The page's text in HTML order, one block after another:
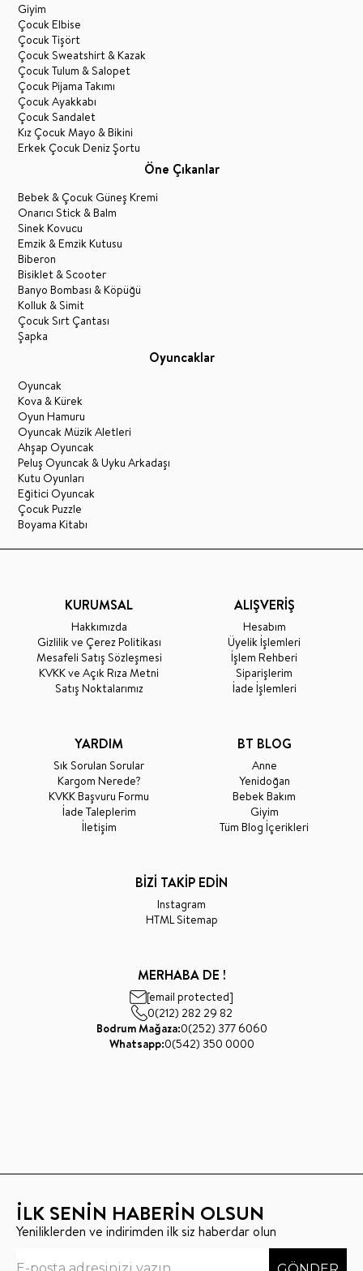
Giyim
Çocuk Elbise
Çocuk Tişört
Çocuk Sweatshirt & Kazak
Çocuk Tulum & Salopet
Çocuk Pijama Takımı
Çocuk Ayakkabı
Çocuk Sandalet
Kız Çocuk Mayo & Bikini
Erkek Çocuk Deniz Şortu
Öne Çıkanlar
Bebek & Çocuk Güneş Kremi
Onarıcı Stick & Balm
Sinek Kovucu
Emzik & Emzik Kutusu
Biberon
Bisiklet & Scooter
Banyo Bombası & Köpüğü
Kolluk & Simit
Çocuk Sırt Çantası
Şapka
Oyuncaklar
Oyuncak
Kova & Kürek
Oyun Hamuru
Oyuncak Müzik Aletleri
Ahşap Oyuncak
Peluş Oyuncak & Uyku Arkadaşı
Kutu Oyunları
Eğitici Oyuncak
Çocuk Puzzle
Boyama Kitabı
KURUMSAL
Hakkımızda
Gizlilik ve Çerez Politikası
Mesafeli Satış Sözleşmesi
KVKK ve Açık Rıza Metni
Satış Noktalarımız
ALIŞVERİŞ
Hesabım
Üyelik İşlemleri
İşlem Rehberi
Siparişlerim
İade İşlemleri
YARDIM
Sık Sorulan Sorular
Kargom Nerede?
KVKK Başvuru Formu
İade Taleplerim
İletişim
BT BLOG
Anne
Yenidoğan
Bebek Bakım
Giyim
Tüm Blog İçerikleri
BİZİ TAKİP EDİN
Instagram
HTML Sitemap
MERHABA DE !
[email protected]
0(212) 282 29 82
Bodrum Mağaza:0(252) 377 6060
Whatsapp:0(542) 350 0000
İLK SENİN HABERİN OLSUN
Yeniliklerden ve indirimden ilk siz haberdar olun